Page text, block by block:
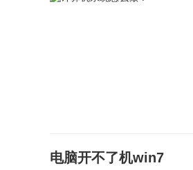
电脑开不了机win7